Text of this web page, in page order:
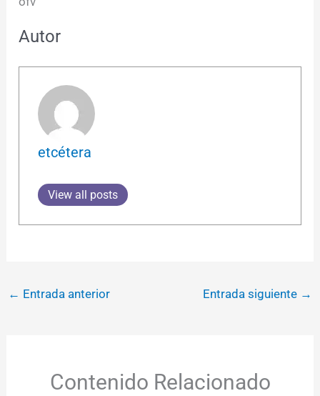
Autor
etcétera
View all posts
← Entrada anterior Entrada siguiente →
Contenido Relacionado